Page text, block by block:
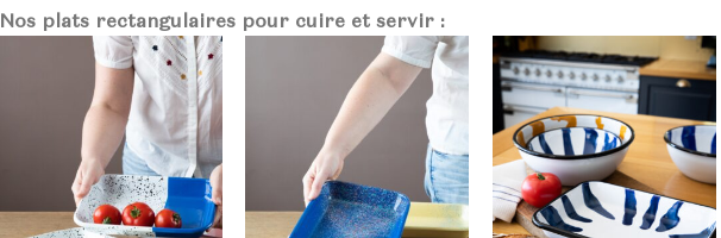
Nos plats rectangulaires pour cuire et servir :